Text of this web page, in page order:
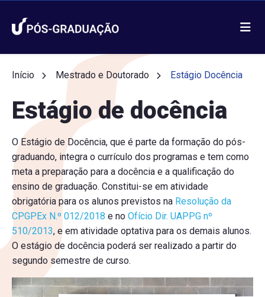
Início Mestrado e Doutorado Estágio Docência
Estágio de docência
O Estágio de Docência, que é parte da formação do pós-
graduando, integra o currículo dos programas e tem como
meta a preparação para a docência e a qualificação do
ensino de graduação. Constitui-se em atividade
obrigatória para os alunos previstos na Resolução da
CPGPEx N.º 012/2018 e no Ofício Dir. UAPPG nº
510/2013, e em atividade optativa para os demais alunos.
O estágio de docência poderá ser realizado a partir do
segundo semestre de curso.